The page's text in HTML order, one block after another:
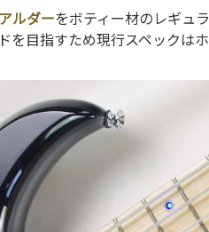
ルダーをボティー材のレギュ
を目指すため現行スペックは